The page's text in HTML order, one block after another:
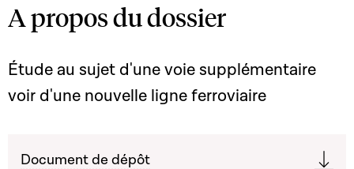
A propos du dossier
Étude au sujet d'une voie supplémentaire
voir d'une nouvelle ligne ferroviaire
Document de dépôt